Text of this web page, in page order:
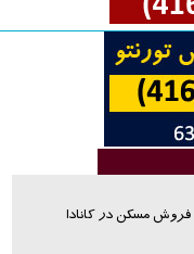
مسکن در کانادا